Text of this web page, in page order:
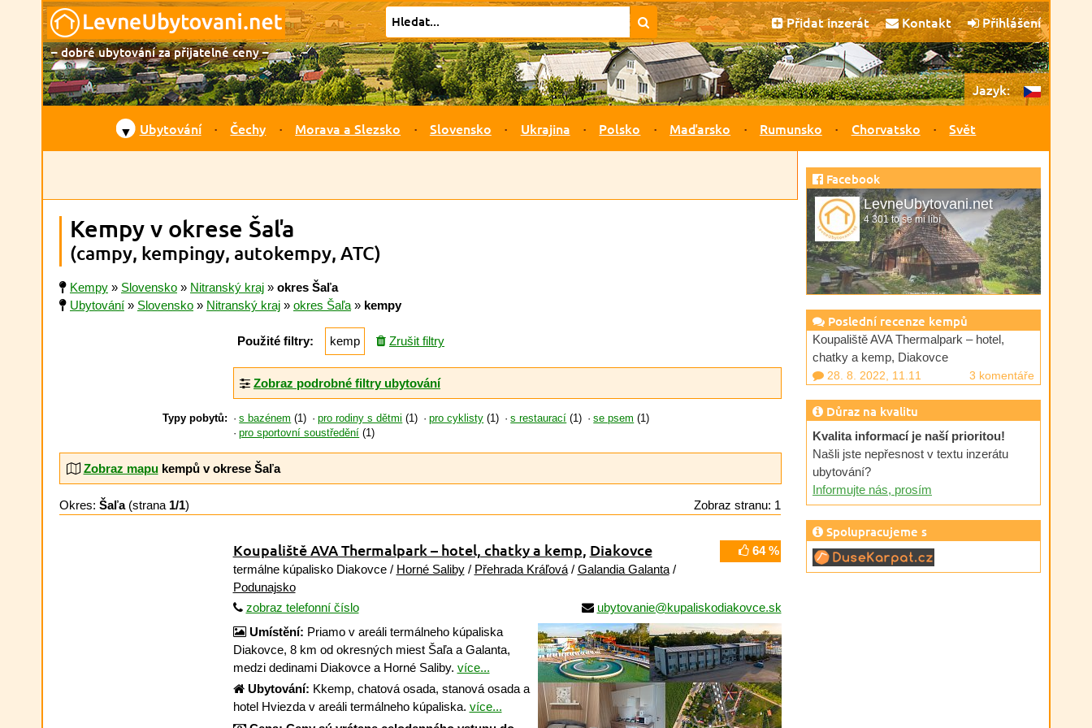
Přidat inzerát Kontakt Přihlášení
– dobré ubytování za přijatelné ceny –
Jazyk:
▼ Ubytování Čechy Morava a Slezsko Slovensko Ukrajina Polsko Maďarsko Rumunsko Chorvatsko Svět
Kempy v okrese Šaľa
(campy, kempingy, autokempy, ATC)
Kempy » Slovensko » Nitranský kraj » okres Šaľa
Ubytování » Slovensko » Nitranský kraj » okres Šaľa » kempy
Použité filtry: kemp Zrušit filtry
Zobraz podrobné filtry ubytování
Typy pobytů: s bazénem (1) pro rodiny s dětmi (1) pro cyklisty (1) s restaurací (1) se psem (1)
pro sportovní soustředění (1)
Zobraz mapukempů v okrese Šaľa
Okres: Šaľa(strana 1/1) Zobraz stranu: 1
64 %
Koupaliště AVA Thermalpark – hotel, chatky a kemp, Diakovce
termálne kúpalisko Diakovce / Horné Saliby/ Přehrada Kráľová/ Galandia Galanta/
Podunajsko
zobraz telefonní číslo
ubytovanie@kupaliskodiakovce.sk
Umístění: Priamo v areáli termálneho kúpaliska
Diakovce, 8 km od okresných miest Šaľa a Galanta,
medzi dedinami Diakovce a Horné Saliby. více...
Ubytování: Kkemp, chatová osada, stanová osada a
hotel Hviezda v areáli termálneho kúpaliska. více...
Facebook
LevneUbytovani.net
4 301 to se mi líbí
Poslední recenze kempů
Koupaliště AVA Thermalpark – hotel,
chatky a kemp, Diakovce
28. 8. 2022, 11.11 3 komentáře
Důraz na kvalitu
Kvalita informací je naší prioritou!
Našli jste nepřesnost v textu inzerátu
ubytování?
Informujte nás, prosím
Spolupracujeme s